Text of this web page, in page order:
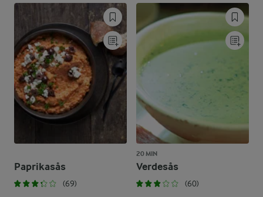
Paprikasås
(69)
20 MIN
Verdesås
(60)